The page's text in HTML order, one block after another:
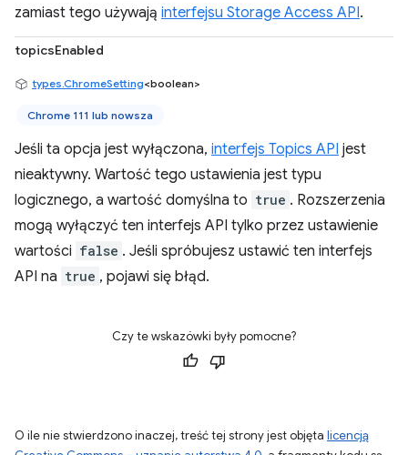
zamiast tego używają interfejsu Storage Access API.
topicsEnabled
types.ChromeSetting<boolean>
Chrome 111 lub nowsza
Jeśli ta opcja jest wyłączona, interfejs Topics API jest
nieaktywny. Wartość tego ustawienia jest typu
logicznego, a wartość domyślna to true . Rozszerzenia
mogą wyłączyć ten interfejs API tylko przez ustawienie
wartości false . Jeśli spróbujesz ustawić ten interfejs
API na true , pojawi się błąd.
Czy te wskazówki były pomocne?
O ile nie stwierdzono inaczej, treść tej strony jest objęta licencją